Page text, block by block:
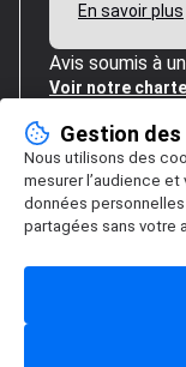
En savoir plus
Avis soumis à
Voir notre
Gestion
Nous utilisons des
mesurer l’audience
données
partagées sans votre